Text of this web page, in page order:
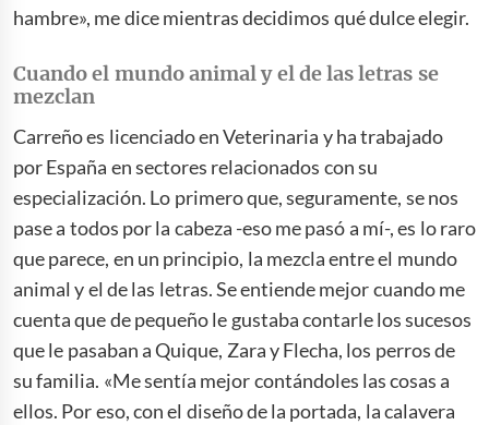
hambre», me dice mientras decidimos qué dulce elegir.
Cuando el mundo animal y el de las letras se
mezclan
Carreño es licenciado en Veterinaria y ha trabajado
por España en sectores relacionados con su
especialización. Lo primero que, seguramente, se nos
pase a todos por la cabeza -eso me pasó a mí-, es lo raro
que parece, en un principio, la mezcla entre el mundo
animal y el de las letras. Se entiende mejor cuando me
cuenta que de pequeño le gustaba contarle los sucesos
que le pasaban a Quique, Zara y Flecha, los perros de
su familia. «Me sentía mejor contándoles las cosas a
ellos. Por eso, con el diseño de la portada, la calavera